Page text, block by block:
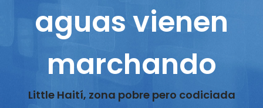
Contacto
aguas vienen
marchando
Little Haití, zona pobre pero codiciada